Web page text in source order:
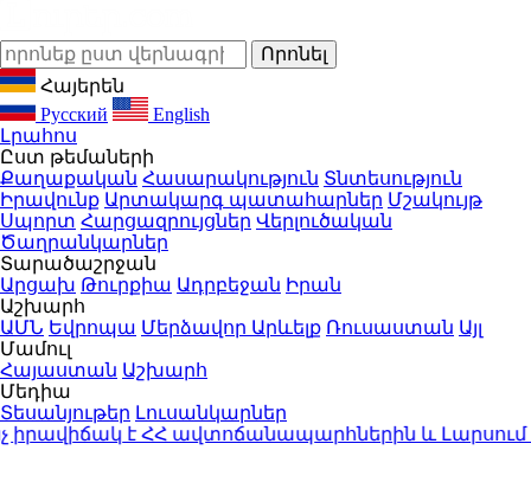
Հայերեն
Русский
English
Լրահոս
Ըստ թեմաների
Քաղաքական Հասարակություն Տնտեսություն
Իրավունք Արտակարգ պատահարներ Մշակույթ
Սպորտ Հարցազրույցներ Վերլուծական
Ծաղրանկարներ
Տարածաշրջան
Արցախ Թուրքիա Ադրբեջան Իրան
Աշխարհ
ԱՄՆ Եվրոպա Մերձավոր Արևելք Ռուսաստան Այլ
Մամուլ
Հայաստան Աշխարհ
Մեդիա
Տեսանյութեր Լուսանկարներ
է ՀՀ ավտոճանապարհներին և Լարսում